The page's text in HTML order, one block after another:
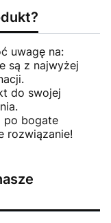
uwagę na:
są z najwyżej
do swojej
po bogate
rozwiązanie!